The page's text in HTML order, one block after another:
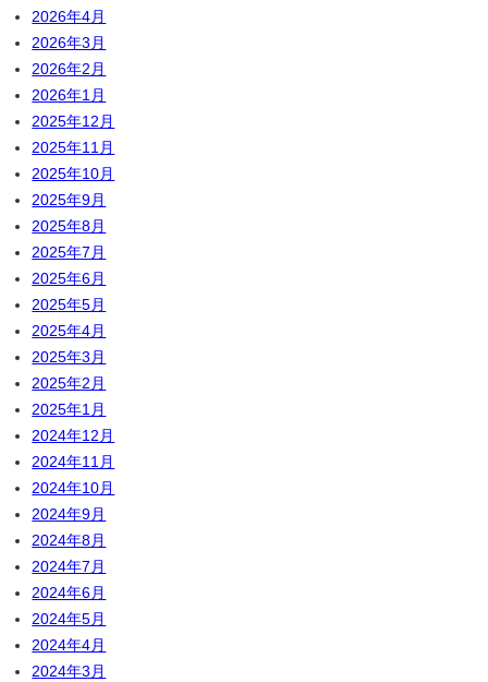
2026年4月
2026年3月
2026年2月
2026年1月
2025年12月
2025年11月
2025年10月
2025年9月
2025年8月
2025年7月
2025年6月
2025年5月
2025年4月
2025年3月
2025年2月
2025年1月
2024年12月
2024年11月
2024年10月
2024年9月
2024年8月
2024年7月
2024年6月
2024年5月
2024年4月
2024年3月